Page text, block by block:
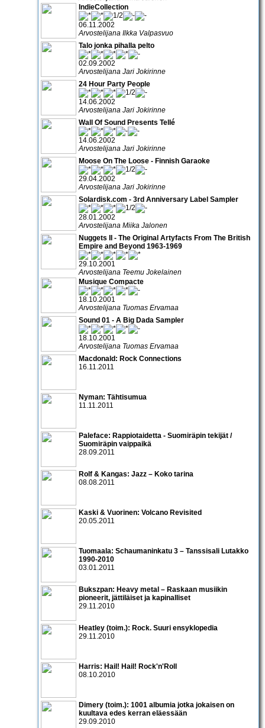
IndieCollection
06.11.2002
Arvostelijana Ilkka Valpasvuo
Talo jonka pihalla pelto
02.09.2002
Arvostelijana Jari Jokirinne
24 Hour Party People
14.06.2002
Arvostelijana Jari Jokirinne
Wall Of Sound Presents Tellé
14.06.2002
Arvostelijana Jari Jokirinne
Moose On The Loose - Finnish Garaoke
29.04.2002
Arvostelijana Jari Jokirinne
Solardisk.com - 3rd Anniversary Label Sampler
28.01.2002
Arvostelijana Miika Jalonen
Nuggets II - The Original Artyfacts From The British
Empire and Beyond 1963-1969
29.10.2001
Arvostelijana Teemu Jokelainen
Musique Compacte
18.10.2001
Arvostelijana Tuomas Ervamaa
Sound 01 - A Big Dada Sampler
18.10.2001
Arvostelijana Tuomas Ervamaa
Macdonald: Rock Connections
16.11.2011
Nyman: Tähtisumua
11.11.2011
Paleface: Rappiotaidetta - Suomiräpin tekijät /
Suomiräpin vaippaikä
28.09.2011
Rolf & Kangas: Jazz – Koko tarina
08.08.2011
Kaski & Vuorinen: Volcano Revisited
20.05.2011
Tuomaala: Schaumaninkatu 3 – Tanssisali Lutakko
1990­-2010
03.01.2011
Bukszpan: Heavy metal – Raskaan musiikin
pioneerit, jättiläiset ja kapinalliset
29.11.2010
Heatley (toim.): Rock. Suuri ensyklopedia
29.11.2010
Harris: Hail! Hail! Rock'n'Roll
08.10.2010
Dimery (toim.): 1001 albumia jotka jokaisen on
kuultava edes kerran eläessään
29.09.2010